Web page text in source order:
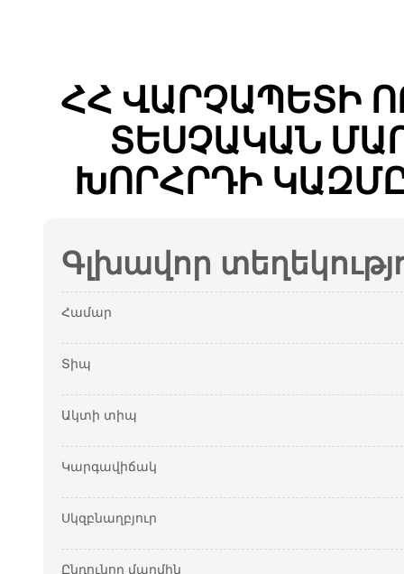
ՀՀ ՎԱՐՉԱՊԵՏԻ
ՏԵՍՉԱԿԱՆ
ԽՈՐՀՐԴԻ
Գլխավոր
Համար
Տիպ
Ակտի տիպ
Կարգավիճակ
Սկզբնաղբյուր
Ընդունող մարմին